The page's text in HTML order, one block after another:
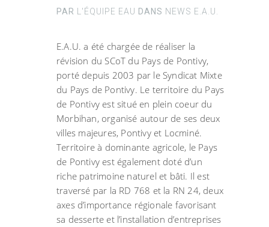
PAR L'ÉQUIPE EAU DANS NEWS E.A.U.
E.A.U. a été chargée de réaliser la
révision du SCoT du Pays de Pontivy,
porté depuis 2003 par le Syndicat Mixte
du Pays de Pontivy. Le territoire du Pays
de Pontivy est situé en plein coeur du
Morbihan, organisé autour de ses deux
villes majeures, Pontivy et Locminé.
Territoire à dominante agricole, le Pays
de Pontivy est également doté d’un
riche patrimoine naturel et bâti. Il est
traversé par la RD 768 et la RN 24, deux
axes d’importance régionale favorisant
sa desserte et l’installation d’entreprises